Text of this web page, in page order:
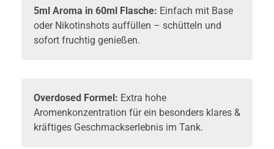
5ml Aroma in 60ml Flasche: Einfach mit Base
oder Nikotinshots auffüllen – schütteln und
sofort fruchtig genießen.
Overdosed Formel: Extra hohe
Aromenkonzentration für ein besonders klares &
kräftiges Geschmackserlebnis im Tank.